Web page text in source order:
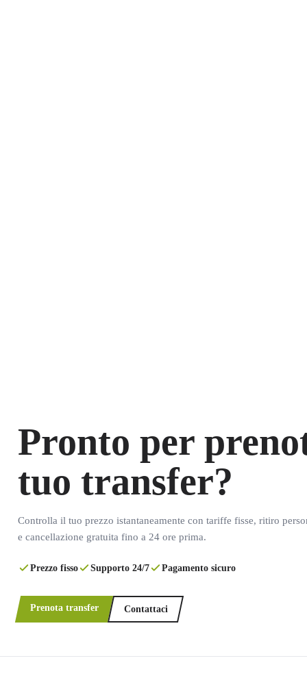
Pronto per
tuo transfer?
Controlla il tuo prezzo istantaneamente con tariffe fisse, ritiro
e cancellazione gratuita fino a 24 ore prima.
Prezzo fisso Supporto 24/7 Pagamento sicuro
Prenota transfer Contattaci